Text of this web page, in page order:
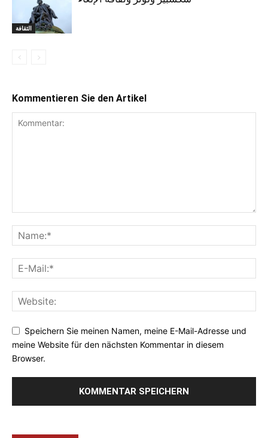
الثقافة
Kommentieren Sie den Artikel
Speichern Sie meinen Namen, meine E-Mail-Adresse und
meine Website für den nächsten Kommentar in diesem
Browser.